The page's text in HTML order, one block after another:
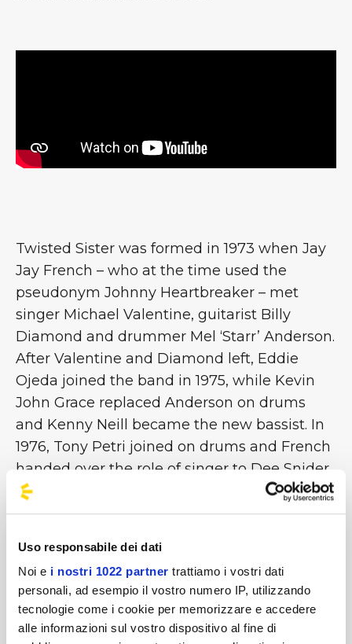
Uso responsabile dei dati
Noi e i nostri 1022 partner trattiamo i vostri dati
personali, ad esempio il vostro numero IP, utilizzando
tecnologie come i cookie per memorizzare e accedere
alle informazioni sul vostro dispositivo al fine di
Twisted Sister was formed in 1973 when Jay
Jay French – who at the time used the
pseudonym Johnny Heartbreaker – met
singer Michael Valentine, guitarist Billy
Diamond and drummer Mel ‘Starr’ Anderson.
After Valentine and Diamond left, Eddie
Ojeda joined the band in 1975, while Kevin
John Grace replaced Anderson on drums
and Kenny Neill became the new bassist. In
1976, Tony Petri joined on drums and French
handed over the role of singer to Dee Snider.
Three years later, the band recorded the
single ‘I'll Never Grow Up Now’ / ‘Under the
Records. After another series of line-up
changes, Twisted signed with Secret Records
and in June 1982 released RUFF CUTS, their
first EP[continue on Rockol]